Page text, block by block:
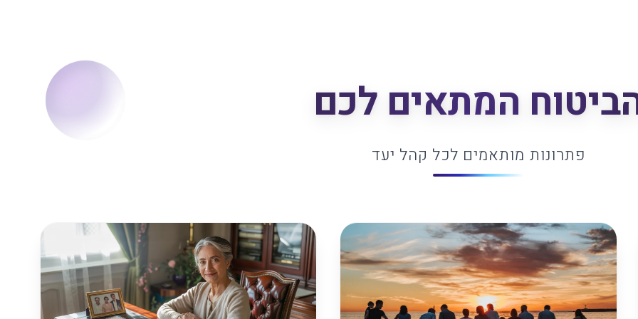
המתאים לכם
פתרונות מותאמים לכל קהל יעד